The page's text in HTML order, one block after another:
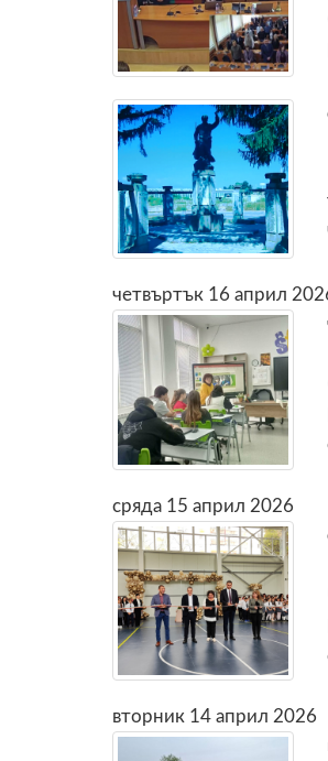
четвъртък 16 април
сряда 15 април 2026
вторник 14 април 2026